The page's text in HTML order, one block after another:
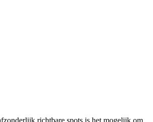
richtbare spots is het mogelijk om